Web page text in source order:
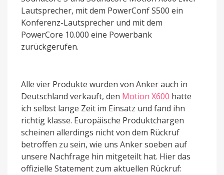
Lautsprecher, mit dem PowerConf S500 ein
Konferenz-Lautsprecher und mit dem
PowerCore 10.000 eine Powerbank
zurückgerufen.
Alle vier Produkte wurden von Anker auch in
Deutschland verkauft, den Motion X600 hatte
ich selbst lange Zeit im Einsatz und fand ihn
richtig klasse. Europäische Produktchargen
scheinen allerdings nicht von dem Rückruf
betroffen zu sein, wie uns Anker soeben auf
unsere Nachfrage hin mitgeteilt hat. Hier das
offizielle Statement zum aktuellen Rückruf: